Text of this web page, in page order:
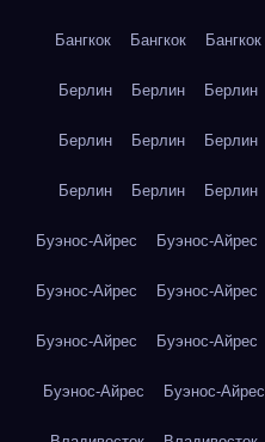
Бангкок Бангкок Бангкок
Берлин Берлин Берлин
Берлин Берлин Берлин
Берлин Берлин Берлин
Буэнос-Айрес Буэнос-Айрес
Буэнос-Айрес Буэнос-Айрес
Буэнос-Айрес Буэнос-Айрес
Буэнос-Айрес Буэнос-Айрес